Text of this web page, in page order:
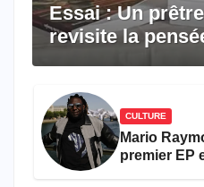
Essai : Un
revisite la
CULTURE
Mario
premier EP